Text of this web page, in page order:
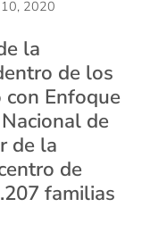
10, 2020
la
de los
Enfoque
de
de la
de
familias